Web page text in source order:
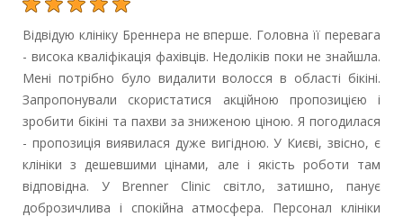
Відвідую клініку Бреннера не вперше. Головна її перевага
- висока кваліфікація фахівців. Недоліків поки не знайшла.
Мені потрібно було видалити волосся в області бікіні.
Запропонували скористатися акційною пропозицією і
зробити бікіні та пахви за зниженою ціною. Я погодилася
- пропозиція виявилася дуже вигідною. У Києві, звісно, є
клініки з дешевшими цінами, але і якість роботи там
відповідна. У Brenner Clinic світло, затишно, панує
доброзичлива і спокійна атмосфера. Персонал клініки